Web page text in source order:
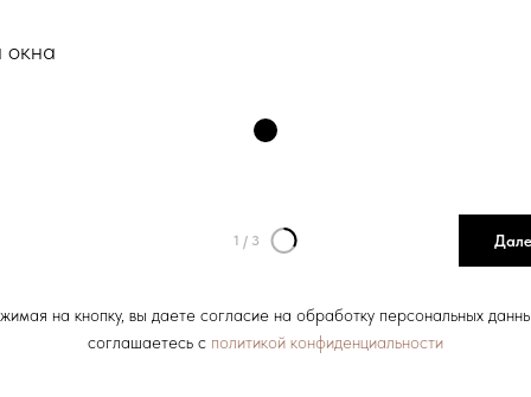
окна
1 / 3
на кнопку, вы даете согласие на обработку персональных
соглашаетесь c политикой конфиденциальности